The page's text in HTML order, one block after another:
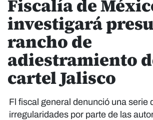
Fiscalía de
investigará
rancho de
adiestramiento
cartel Jalisco
Fl fiscal general denunció una serie
irregularidades por parte de las